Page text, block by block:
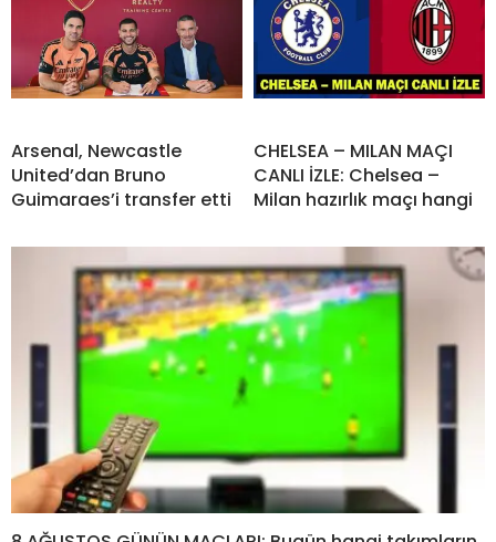
Arsenal, Newcastle
United’dan Bruno
Guimaraes’i transfer etti
CHELSEA – MILAN MAÇI
CANLI İZLE: Chelsea –
Milan hazırlık maçı hangi